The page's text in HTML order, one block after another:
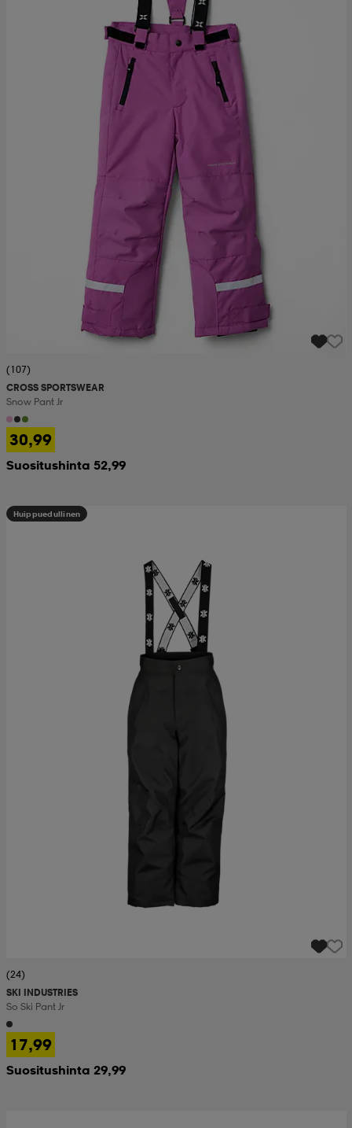
(107)
CROSS SPORTSWEAR
Snow Pant Jr
30,99
Suositushinta 52,99
Huippuedullinen
(24)
SKI INDUSTRIES
So Ski Pant Jr
17,99
Suositushinta 29,99